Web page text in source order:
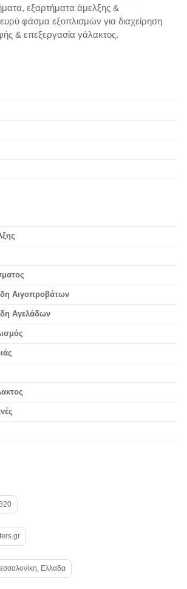
εξαρτήματα άμελξης &
φάσμα εξοπλισμών για διαχείρηση
& επεξεργασία γάλακτος.
Αιγοπροβάτων
Αγελάδων
Ελλαδα